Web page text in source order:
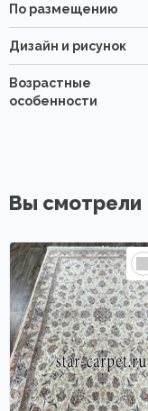
По размещению
Дизайн и рисунок
Возрастные
особенности
Вы смотрели